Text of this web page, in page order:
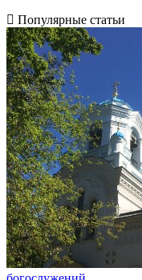
Популярные статьи